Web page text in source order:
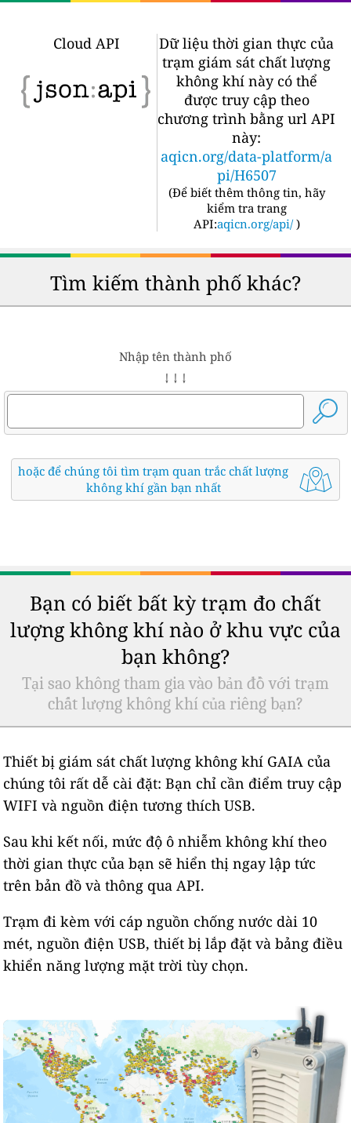
Cloud API
Dữ liệu thời gian thực của
trạm giám sát chất lượng
không khí này có thể
được truy cập theo
chương trình bằng url API
này:
aqicn.org/data-platform/a
pi/H6507
(Để biết thêm thông tin, hãy
kiểm tra trang
API:aqicn.org/api/ )
Tìm kiếm thành phố khác?
Nhập tên thành phố
↓ ↓ ↓
hoặc để chúng tôi tìm trạm quan trắc chất lượng
không khí gần bạn nhất
Bạn có biết bất kỳ trạm đo chất
lượng không khí nào ở khu vực của
bạn không?
Tại sao không tham gia vào bản đồ với trạm
chất lượng không khí của riêng bạn?
Thiết bị giám sát chất lượng không khí GAIA của
chúng tôi rất dễ cài đặt: Bạn chỉ cần điểm truy cập
WIFI và nguồn điện tương thích USB.
Sau khi kết nối, mức độ ô nhiễm không khí theo
thời gian thực của bạn sẽ hiển thị ngay lập tức
trên bản đồ và thông qua API.
Trạm đi kèm với cáp nguồn chống nước dài 10
mét, nguồn điện USB, thiết bị lắp đặt và bảng điều
khiển năng lượng mặt trời tùy chọn.